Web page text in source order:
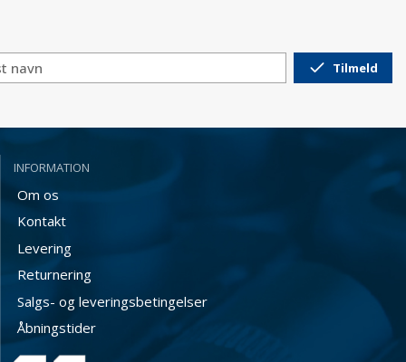
Tilmeld
INFORMATION
Om os
Kontakt
Levering
Returnering
Salgs- og leveringsbetingelser
Åbningstider